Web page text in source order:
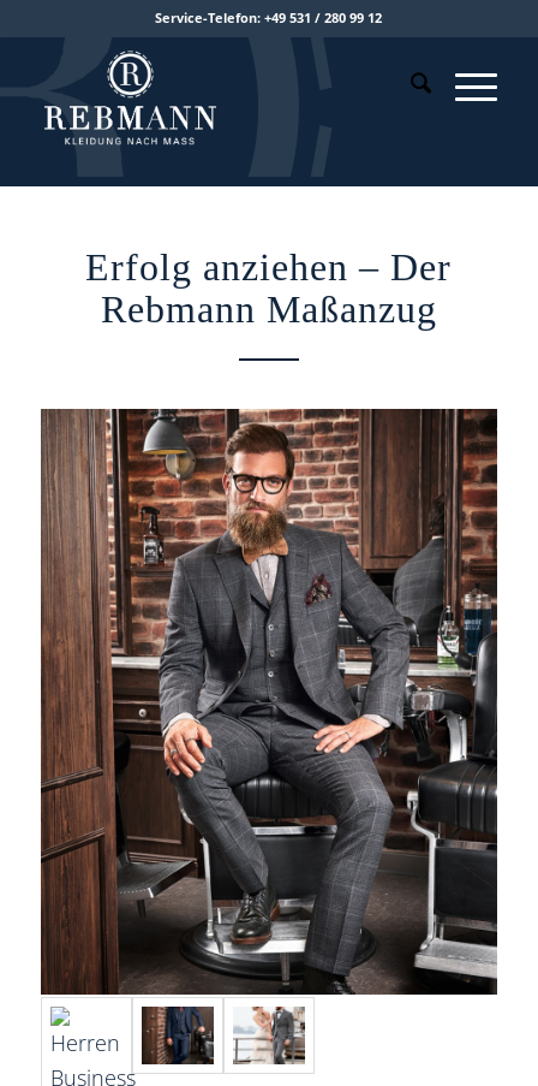
Service-Telefon: +49 531 / 280 99 12
Erfolg anziehen – Der
Rebmann Maßanzug